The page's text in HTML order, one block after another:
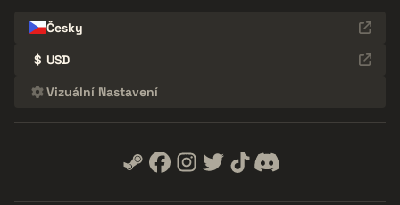
Česky
$ USD
Vizuální Nastavení